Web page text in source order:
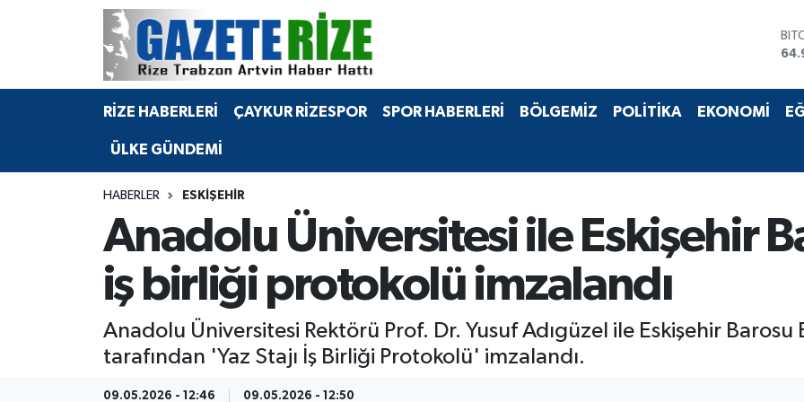
RİZE HABERLERİ ÇAYKUR RİZESPOR SPOR HABERLERİ BÖLGEMİZ POLİTİKA EKONOMİ
ÜLKE GÜNDEMİ
HABERLER ESKIŞEHIR
Anadolu Üniversitesi ile Eskişehir
iş birliği protokolü imzalandı
Anadolu Üniversitesi Rektörü Prof. Dr. Yusuf Adıgüzel ile Eskişehir Barosu
tarafından 'Yaz Stajı İş Birliği Protokolü' imzalandı.
09.05.2026 - 12:46 09.05.2026 - 12:50
BÖLGEMİZ
Rize Jandarma Komutanlığı
Bilim Teknoloji
Advertising news
Canlı Maç
Merkez Nöbetçi Eczaneler
Merkez Hava Durumu
Merkez Trafik Yoğunluk Haritası
Süper Lig Puan Durumu ve Fikstür
Tüm Manşetler
Son Dakika Haberleri
Haber Arşivi